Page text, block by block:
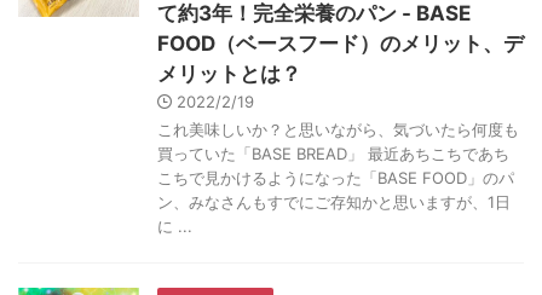
て約3年！完全栄養のパン - BASE
FOOD（ベースフード）のメリット、デ
メリットとは？
2022/2/19
これ美味しいか？と思いながら、気づいたら何度も
買っていた「BASE BREAD」 最近あちこちであち
こちで見かけるようになった「BASE FOOD」のパ
ン、みなさんもすでにご存知かと思いますが、1日
に ...